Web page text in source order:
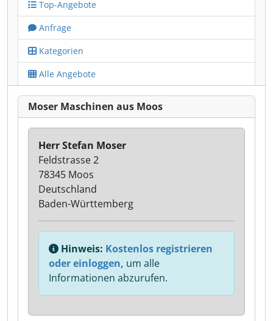
Top-Angebote
Anfrage
Kategorien
Alle Angebote
Moser Maschinen aus Moos
Herr Stefan Moser
Feldstrasse 2
78345 Moos
Deutschland
Baden-Württemberg
Hinweis: Kostenlos registrieren
oder einloggen, um alle
Informationen abzurufen.